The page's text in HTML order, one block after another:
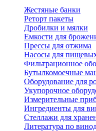
Жестяные банки
Реторт пакеты
Дробилки и мялки
Емкости для
Прессы для отжима
Насосы для
Фильтрационное
Бутылкомоечные
Оборудование для
Укупорочное
Измерительные
Ингредиенты для
Стеллажи для
Литература по